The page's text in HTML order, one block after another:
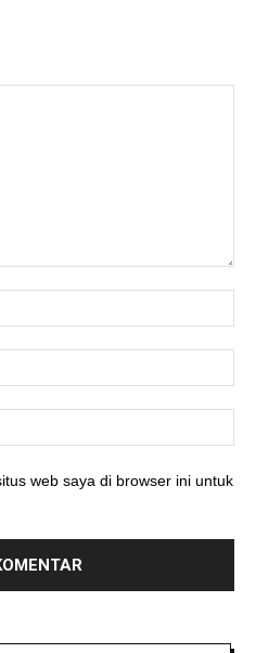
web saya di browser ini untuk